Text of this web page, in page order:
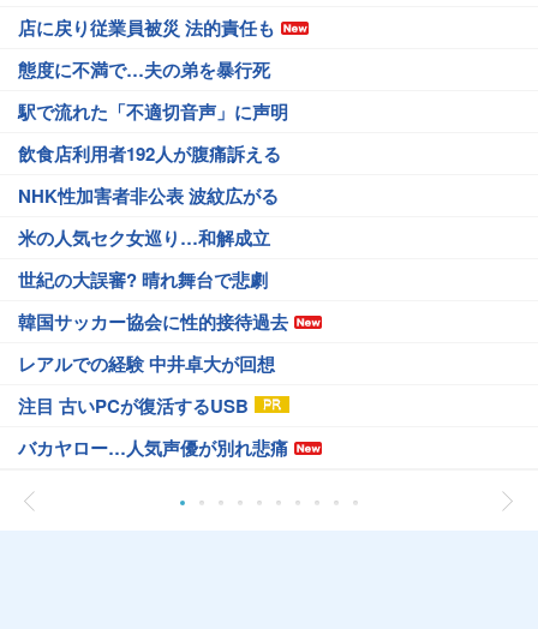
店に戻り従業員被災 法的責任も
態度に不満で…夫の弟を暴行死
駅で流れた「不適切音声」に声明
飲食店利用者192人が腹痛訴える
NHK性加害者非公表 波紋広がる
米の人気セク女巡り…和解成立
世紀の大誤審? 晴れ舞台で悲劇
韓国サッカー協会に性的接待過去
レアルでの経験 中井卓大が回想
注目 古いPCが復活するUSB
バカヤロー…人気声優が別れ悲痛